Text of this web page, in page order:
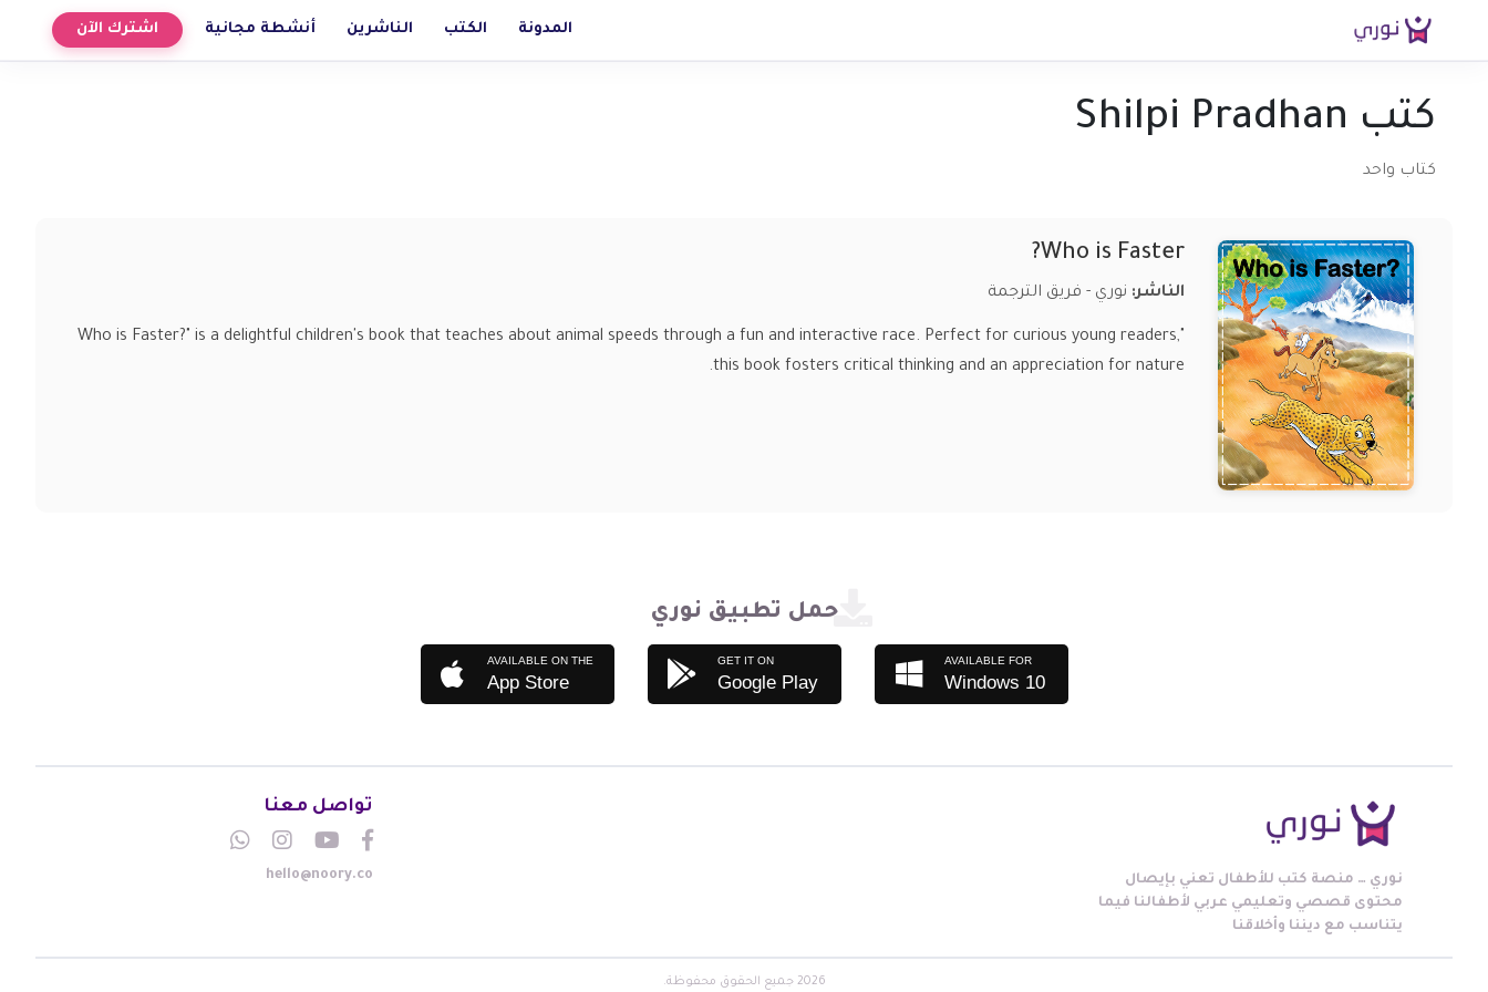
المدونة الكتب الناشرين أنشطة مجانية اشترك الآن
كتب Shilpi Pradhan
كتاب واحد
Who is Faster?
الناشر: نوري - فريق الترجمة
"Who is Faster?" is a delightful children's book that teaches about animal speeds through a fun and interactive race. Perfect for curious young readers,
this book fosters critical thinking and an appreciation for nature.
حمل تطبيق نوري
AVAILABLE ON THE
App Store
GET IT ON
Google Play
AVAILABLE FOR
Windows 10
نوري … منصة كتب للأطفال تعني بإيصال
محتوى قصصي وتعليمي عربي لأطفالنا فيما
يتناسب مع ديننا وأخلاقنا
تواصل معنا
hello@noory.co
2026 جميع الحقوق محفوظة.